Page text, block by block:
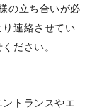
の立ち合いが必
連絡させてい
ださい。
ントランスやエ